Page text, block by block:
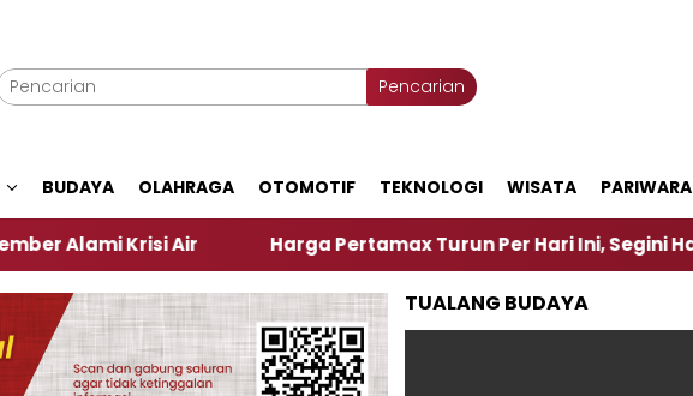
Pencarian
BUDAYA OLAHRAGA OTOMOTIF TEKNOLOGI WISATA PARIWARA
Krisi Air Harga Pertamax Turun Per Hari Ini, Segini Harganya
TUALANG BUDAYA